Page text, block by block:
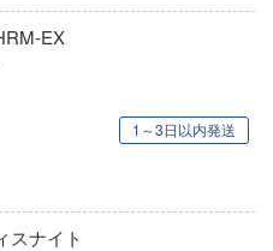
EX
1～3日以内発送
スナイト
の天使様にいつの間にか駄目人間に
兄ちゃんはおしまい!